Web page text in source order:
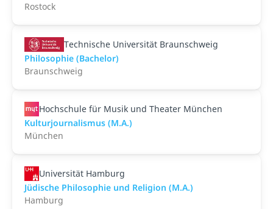
Rostock
Technische Universität Braunschweig
Philosophie (Bachelor)
Braunschweig
Hochschule für Musik und Theater München
Kulturjournalismus (M.A.)
München
Universität Hamburg
Jüdische Philosophie und Religion (M.A.)
Hamburg